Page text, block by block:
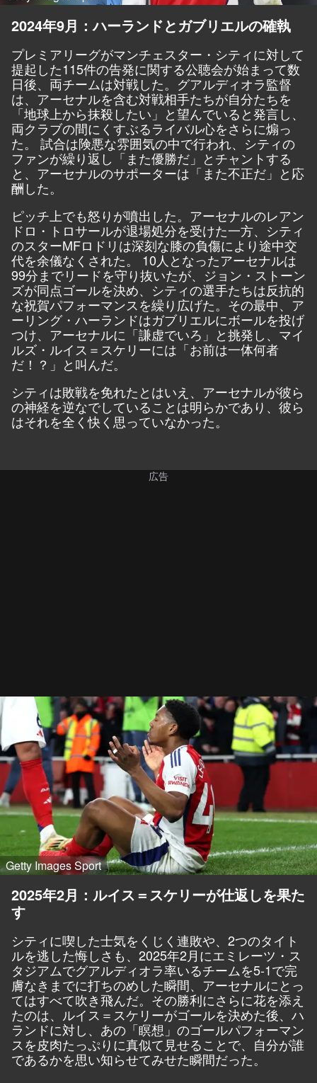
2024年9月：ハーランドとガブリエルの確執
プレミアリーグがマンチェスター・シティに対して
提起した115件の告発に関する公聴会が始まって数
日後、両チームは対戦した。グアルディオラ監督
は、アーセナルを含む対戦相手たちが自分たちを
「地球上から抹殺したい」と望んでいると発言し、
両クラブの間にくすぶるライバル心をさらに煽っ
た。 試合は険悪な雰囲気の中で行われ、シティの
ファンが繰り返し「また優勝だ」とチャントする
と、アーセナルのサポーターは「また不正だ」と応
酬した。
ピッチ上でも怒りが噴出した。アーセナルのレアン
ドロ・トロサールが退場処分を受けた一方、シティ
のスターMFロドリは深刻な膝の負傷により途中交
代を余儀なくされた。 10人となったアーセナルは
99分までリードを守り抜いたが、ジョン・ストーン
ズが同点ゴールを決め、シティの選手たちは反抗的
な祝賀パフォーマンスを繰り広げた。その最中、ア
ーリング・ハーランドはガブリエルにボールを投げ
つけ、アーセナルに「謙虚でいろ」と挑発し、マイ
ルズ・ルイス＝スケリーには「お前は一体何者
だ！？」と叫んだ。
シティは敗戦を免れたとはいえ、アーセナルが彼ら
の神経を逆なでしていることは明らかであり、彼ら
はそれを全く快く思っていなかった。
Getty Images Sport
2025年2月：ルイス＝スケリーが仕返しを果た
す
シティに喫した士気をくじく連敗や、2つのタイト
ルを逃した悔しさも、2025年2月にエミレーツ・ス
タジアムでグアルディオラ率いるチームを5-1で完
膚なきまでに打ちのめした瞬間、アーセナルにとっ
てはすべて吹き飛んだ。その勝利にさらに花を添え
たのは、ルイス＝スケリーがゴールを決めた後、ハ
ランドに対し、あの「瞑想」のゴールパフォーマン
スを皮肉たっぷりに真似て見せることで、自分が誰
であるかを思い知らせてみせた瞬間だった。